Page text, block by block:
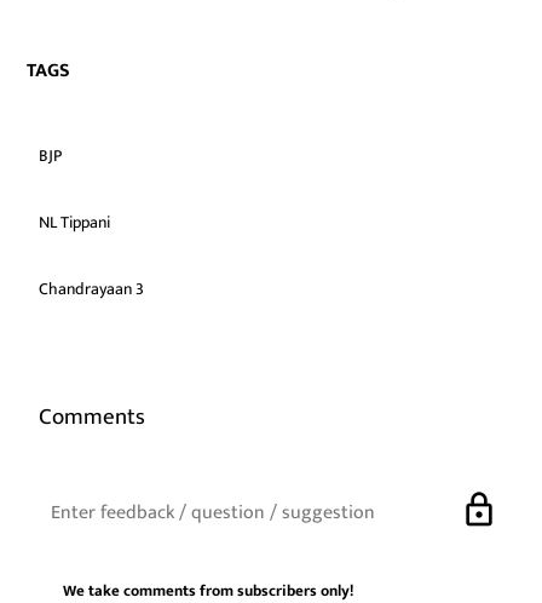
TAGS
BJP
NL Tippani
Chandrayaan 3
Comments
lock
We take comments from subscribers only!